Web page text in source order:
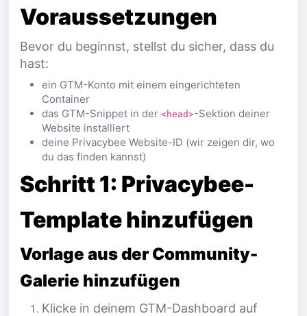
Voraussetzungen
Bevor du beginnst, stellst du sicher, dass du
hast:
ein GTM-Konto mit einem eingerichteten
Container
das GTM-Snippet in der <head>-Sektion deiner
Website installiert
deine Privacybee Website-ID (wir zeigen dir, wo
du das finden kannst)
Schritt 1: Privacybee-
Template hinzufügen
Vorlage aus der Community-
Galerie hinzufügen
Klicke in deinem GTM-Dashboard auf